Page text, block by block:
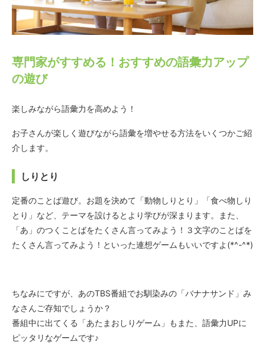
専門家がすすめる！おすすめの語彙力アップ
の遊び
楽しみながら語彙力を高めよう！
お子さんが楽しく遊びながら語彙を増やせる方法をいくつかご紹
介します。
しりとり
定番のことば遊び。お題を決めて「動物しりとり」「食べ物しり
とり」など、テーマを設けるとより学びが深まります。また、
「あ」のつくことばをたくさん言ってみよう！３文字のことばを
たくさん言ってみよう！といった連想ゲームもいいですよ(*^-^*)
ちなみにですが、あのTBS番組でお馴染みの「バナナサンド」み
なさんご存知でしょうか？
番組中に出てくる「あたまおしりゲーム」もまた、語彙力UPに
ピッタリなゲームです♪